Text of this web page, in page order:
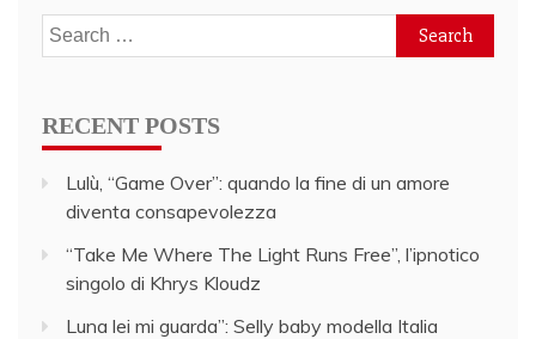
Search
for:
RECENT POSTS
Lulù, “Game Over”: quando la fine di un amore
diventa consapevolezza
“Take Me Where The Light Runs Free”, l’ipnotico
singolo di Khrys Kloudz
Luna lei mi guarda”: Selly baby modella Italia